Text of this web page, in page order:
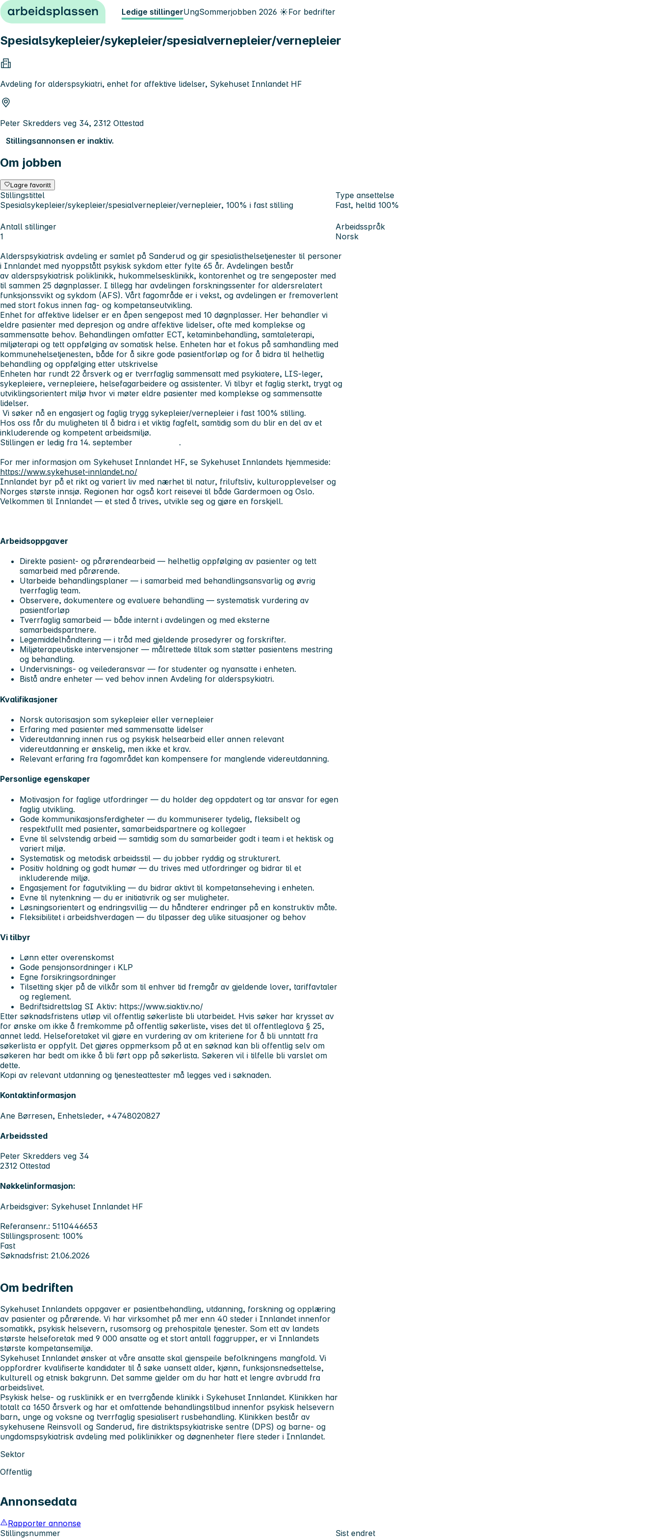
Hopp til innhold Ledige stillingerUngSommerjobben 2026 ☀️For bedrifter
Spesialsykepleier/sykepleier/spesialvernepleier/vernepleier
Avdeling for alderspsykiatri, enhet for affektive lidelser, Sykehuset Innlandet HF
Peter Skredders veg 34, 2312 Ottestad
Stillingsannonsen er inaktiv.
Om jobben
Lagre favoritt
Stillingstittel
Spesialsykepleier/sykepleier/spesialvernepleier/vernepleier, 100% i fast stilling
Type ansettelse
Fast, heltid 100%
Antall stillinger
1
Arbeidsspråk
Norsk
Alderspsykiatrisk avdeling er samlet på Sanderud og gir spesialisthelsetjenester til personer
i Innlandet med nyoppstått psykisk sykdom etter fylte 65 år. Avdelingen består
av alderspsykiatrisk poliklinikk, hukommelsesklinikk, kontorenhet og tre sengeposter med
til sammen 25 døgnplasser. I tillegg har avdelingen forskningssenter for aldersrelatert
funksjonssvikt og sykdom (AFS). Vårt fagområde er i vekst, og avdelingen er fremoverlent
med stort fokus innen fag- og kompetanseutvikling.
Enhet for affektive lidelser er en åpen sengepost med 10 døgnplasser. Her behandler vi
eldre pasienter med depresjon og andre affektive lidelser, ofte med komplekse og
sammensatte behov. Behandlingen omfatter ECT, ketaminbehandling, samtaleterapi,
miljøterapi og tett oppfølging av somatisk helse. Enheten har et fokus på samhandling med
kommunehelsetjenesten, både for å sikre gode pasientforløp og for å bidra til helhetlig
behandling og oppfølging etter utskrivelse
Enheten har rundt 22 årsverk og er tverrfaglig sammensatt med psykiatere, LIS-leger,
sykepleiere, vernepleiere, helsefagarbeidere og assistenter. Vi tilbyr et faglig sterkt, trygt og
utviklingsorientert miljø hvor vi møter eldre pasienter med komplekse og sammensatte
lidelser.
Vi søker nå en engasjert og faglig trygg sykepleier/vernepleier i fast 100% stilling.
Hos oss får du muligheten til å bidra i et viktig fagfelt, samtidig som du blir en del av et
inkluderende og kompetent arbeidsmiljø.
Stillingen er ledig fra 14. september
.
For mer informasjon om Sykehuset Innlandet HF, se Sykehuset Innlandets hjemmeside:
https://www.sykehuset-innlandet.no/
Innlandet byr på et rikt og variert liv med nærhet til natur, friluftsliv, kulturopplevelser og
Norges største innsjø. Regionen har også kort reisevei til både Gardermoen og Oslo.
Velkommen til Innlandet — et sted å trives, utvikle seg og gjøre en forskjell.
Arbeidsoppgaver
Direkte pasient- og pårørendearbeid — helhetlig oppfølging av pasienter og tett
samarbeid med pårørende.
Utarbeide behandlingsplaner — i samarbeid med behandlingsansvarlig og øvrig
tverrfaglig team.
Observere, dokumentere og evaluere behandling — systematisk vurdering av
pasientforløp
Tverrfaglig samarbeid — både internt i avdelingen og med eksterne
samarbeidspartnere.
Legemiddelhåndtering — i tråd med gjeldende prosedyrer og forskrifter.
Miljøterapeutiske intervensjoner — målrettede tiltak som støtter pasientens mestring
og behandling.
Undervisnings- og veilederansvar — for studenter og nyansatte i enheten.
Bistå andre enheter — ved behov innen Avdeling for alderspsykiatri.
Kvalifikasjoner
Norsk autorisasjon som sykepleier eller vernepleier
Erfaring med pasienter med sammensatte lidelser
Videreutdanning innen rus og psykisk helsearbeid eller annen relevant
videreutdanning er ønskelig, men ikke et krav.
Relevant erfaring fra fagområdet kan kompensere for manglende videreutdanning.
Personlige egenskaper
Motivasjon for faglige utfordringer — du holder deg oppdatert og tar ansvar for egen
faglig utvikling.
Gode kommunikasjonsferdigheter — du kommuniserer tydelig, fleksibelt og
respektfullt med pasienter, samarbeidspartnere og kollegaer
Evne til selvstendig arbeid — samtidig som du samarbeider godt i team i et hektisk og
variert miljø.
Systematisk og metodisk arbeidsstil — du jobber ryddig og strukturert.
Positiv holdning og godt humør — du trives med utfordringer og bidrar til et
inkluderende miljø.
Engasjement for fagutvikling — du bidrar aktivt til kompetanseheving i enheten.
Evne til nytenkning — du er initiativrik og ser muligheter.
Løsningsorientert og endringsvillig — du håndterer endringer på en konstruktiv måte.
Fleksibilitet i arbeidshverdagen — du tilpasser deg ulike situasjoner og behov
Vi tilbyr
Lønn etter overenskomst
Gode pensjonsordninger i KLP
Egne forsikringsordninger
Tilsetting skjer på de vilkår som til enhver tid fremgår av gjeldende lover, tariffavtaler
og reglement.
Bedriftsidrettslag SI Aktiv: https://www.siaktiv.no/
Etter søknadsfristens utløp vil offentlig søkerliste bli utarbeidet. Hvis søker har krysset av
for ønske om ikke å fremkomme på offentlig søkerliste, vises det til offentleglova § 25,
annet ledd. Helseforetaket vil gjøre en vurdering av om kriteriene for å bli unntatt fra
søkerlista er oppfylt. Det gjøres oppmerksom på at en søknad kan bli offentlig selv om
søkeren har bedt om ikke å bli ført opp på søkerlista. Søkeren vil i tilfelle bli varslet om
dette.
Kopi av relevant utdanning og tjenesteattester må legges ved i søknaden.
Kontaktinformasjon
Ane Børresen, Enhetsleder, +4748020827
Arbeidssted
Peter Skredders veg 34
2312 Ottestad
Nøkkelinformasjon:
Arbeidsgiver: Sykehuset Innlandet HF
Referansenr.: 5110446653
Stillingsprosent: 100%
Fast
Søknadsfrist: 21.06.2026
Om bedriften
Sykehuset Innlandets oppgaver er pasientbehandling, utdanning, forskning og opplæring
av pasienter og pårørende. Vi har virksomhet på mer enn 40 steder i Innlandet innenfor
somatikk, psykisk helsevern, rusomsorg og prehospitale tjenester. Som ett av landets
største helseforetak med 9 000 ansatte og et stort antall faggrupper, er vi Innlandets
største kompetansemiljø.
Sykehuset Innlandet ønsker at våre ansatte skal gjenspeile befolkningens mangfold. Vi
oppfordrer kvalifiserte kandidater til å søke uansett alder, kjønn, funksjonsnedsettelse,
kulturell og etnisk bakgrunn. Det samme gjelder om du har hatt et lengre avbrudd fra
arbeidslivet.
Psykisk helse- og rusklinikk er en tverrgående klinikk i Sykehuset Innlandet. Klinikken har
totalt ca 1650 årsverk og har et omfattende behandlingstilbud innenfor psykisk helsevern
barn, unge og voksne og tverrfaglig spesialisert rusbehandling. Klinikken består av
sykehusene Reinsvoll og Sanderud, fire distriktspsykiatriske sentre (DPS) og barne- og
ungdomspsykiatrisk avdeling med poliklinikker og døgnenheter flere steder i Innlandet.
Sektor
Offentlig
Annonsedata
Rapporter annonse
Stillingsnummer
Sist endret